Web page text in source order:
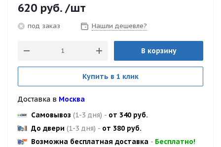
620 руб. /шт
под заказ Нашли дешевле?
В корзину
Купить в 1 клик
Доставка в Москва
Самовывоз (1-3 дня) - от 340 руб.
До двери (1-3 дня) - от 380 руб.
Возможна бесплатная доставка - Бесплатно!